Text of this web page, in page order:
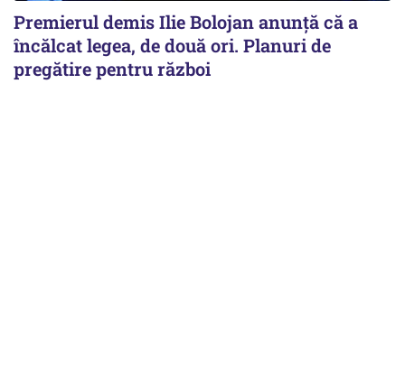
Premierul demis Ilie Bolojan anunță că a
încălcat legea, de două ori. Planuri de
pregătire pentru război